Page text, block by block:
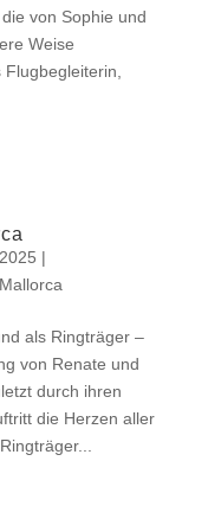
von Sophie und
Weise
|
als Ringträger –
von Renate und
durch ihren
die Herzen aller